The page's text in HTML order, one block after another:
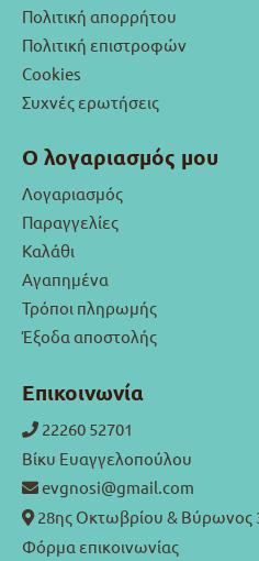
Πολιτική απορρήτου
Πολιτική επιστροφών
Cookies
Συχνές ερωτήσεις
Ο λογαριασμός μου
Λογαριασμός
Παραγγελίες
Καλάθι
Αγαπημένα
Τρόποι πληρωμής
Έξοδα αποστολής
Επικοινωνία
22260 52701
Βίκυ Ευαγγελοπούλου
evgnosi@gmail.com
28ης Οκτωβρίου & Βύρωνος
Φόρμα επικοινωνίας